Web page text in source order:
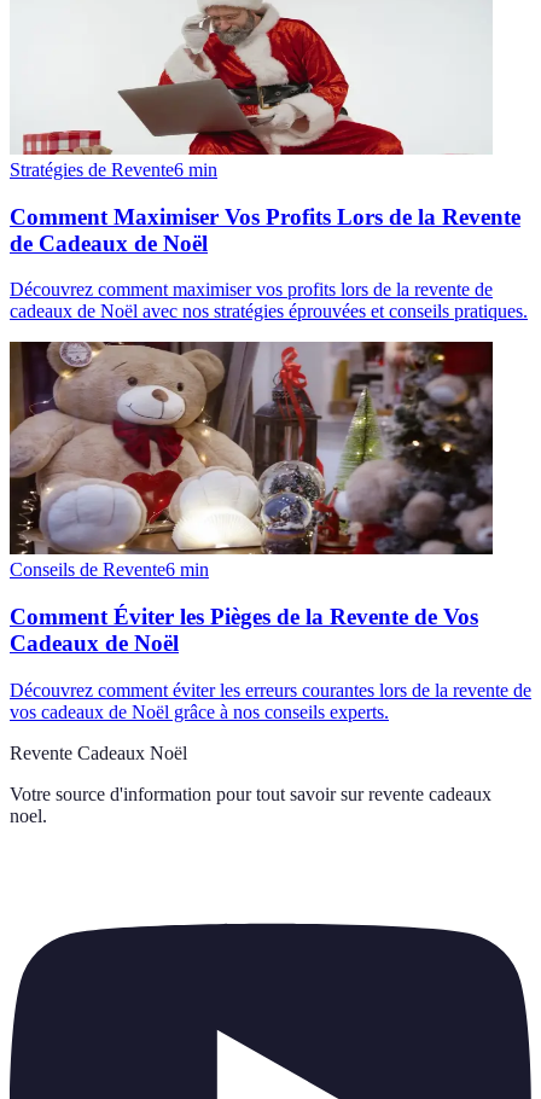
Stratégies de Revente6 min
Comment Maximiser Vos Profits Lors de la Revente
de Cadeaux de Noël
Découvrez comment maximiser vos profits lors de la revente de
cadeaux de Noël avec nos stratégies éprouvées et conseils pratiques.
Conseils de Revente6 min
Comment Éviter les Pièges de la Revente de Vos
Cadeaux de Noël
Découvrez comment éviter les erreurs courantes lors de la revente de
vos cadeaux de Noël grâce à nos conseils experts.
Revente Cadeaux Noël
Votre source d'information pour tout savoir sur revente cadeaux
noel.